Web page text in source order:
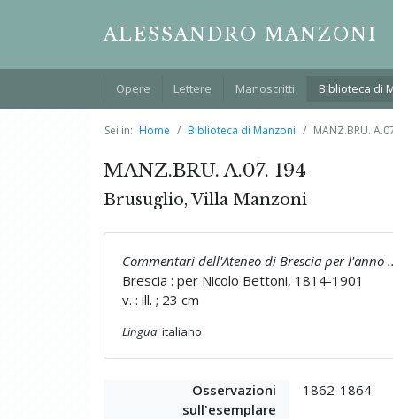
ALESSANDRO MANZONI
Opere Lettere Manoscritti Biblioteca di
Sei in: Home Biblioteca di Manzoni MANZ.BRU.
MANZ.BRU. A.07. 194
Brusuglio, Villa Manzoni
Commentari dell'Ateneo di Brescia per l'anno
Brescia : per Nicolo Bettoni, 1814-1901
v. : ill. ; 23 cm
Lingua: italiano
Osservazioni
sull'esemplare
1862-1864